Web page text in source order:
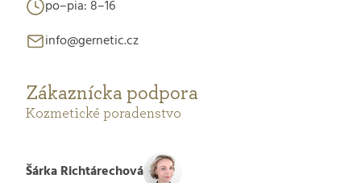
po–pia: 8–16
info@gernetic.cz
Zákaznícka podpora
Kozmetické poradenstvo
Šárka Richtárechová